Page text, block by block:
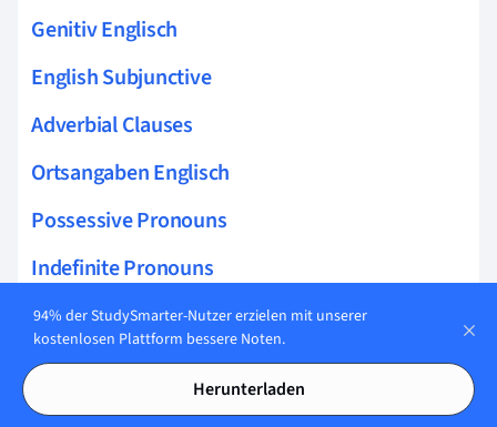
Genitiv Englisch
English Subjunctive
Adverbial Clauses
Ortsangaben Englisch
Possessive Pronouns
Indefinite Pronouns
Fragewörter Englisch
Typische Fehler Englisch
One another or each other
94% der StudySmarter-Nutzer erzielen mit unserer
kostenlosen Plattform bessere Noten.
Herunterladen